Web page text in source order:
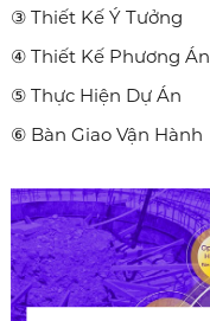
③ Thiết Kế Ý Tưởng
④ Thiết Kế Phương Án
⑤ Thực Hiện Dự Án
⑥ Bàn Giao Vận Hành